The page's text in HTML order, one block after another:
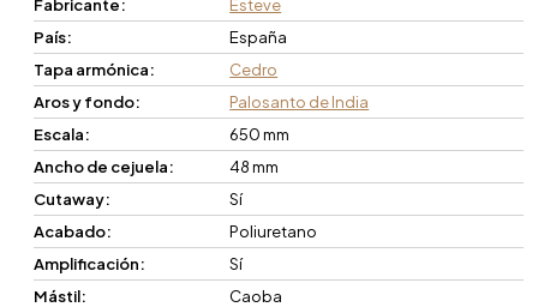
Fabricante:
Esteve
País:
España
Tapa armónica:
Cedro
Aros y fondo:
Palosanto de India
Escala:
650 mm
Ancho de cejuela:
48 mm
Cutaway:
Sí
Acabado:
Poliuretano
Amplificación:
Sí
Mástil:
Caoba